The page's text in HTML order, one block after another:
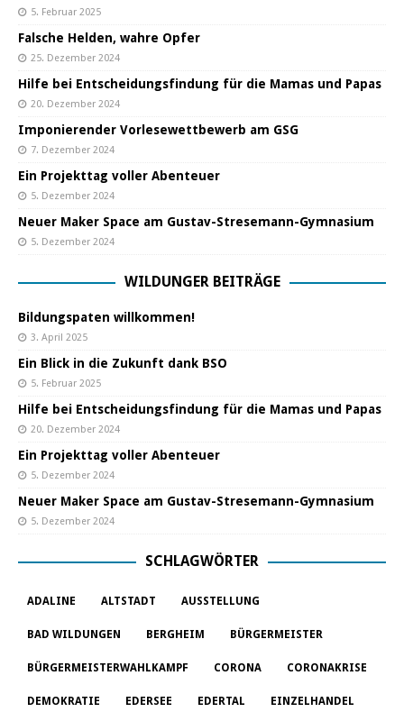
5. Februar 2025
Falsche Helden, wahre Opfer
25. Dezember 2024
Hilfe bei Entscheidungsfindung für die Mamas und Papas
20. Dezember 2024
Imponierender Vorlesewettbewerb am GSG
7. Dezember 2024
Ein Projekttag voller Abenteuer
5. Dezember 2024
Neuer Maker Space am Gustav-Stresemann-Gymnasium
5. Dezember 2024
WILDUNGER BEITRÄGE
Bildungspaten willkommen!
3. April 2025
Ein Blick in die Zukunft dank BSO
5. Februar 2025
Hilfe bei Entscheidungsfindung für die Mamas und Papas
20. Dezember 2024
Ein Projekttag voller Abenteuer
5. Dezember 2024
Neuer Maker Space am Gustav-Stresemann-Gymnasium
5. Dezember 2024
SCHLAGWÖRTER
ADALINE ALTSTADT AUSSTELLUNG
BAD WILDUNGEN BERGHEIM BÜRGERMEISTER
BÜRGERMEISTERWAHLKAMPF CORONA CORONAKRISE
DEMOKRATIE EDERSEE EDERTAL EINZELHANDEL